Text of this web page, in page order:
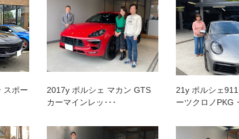
トップランク本店 トップランク中央
スポー
2017y ポルシェ マカン GTS
カーマインレッ･･･
21y ポルシェ
ーツクロノPKG